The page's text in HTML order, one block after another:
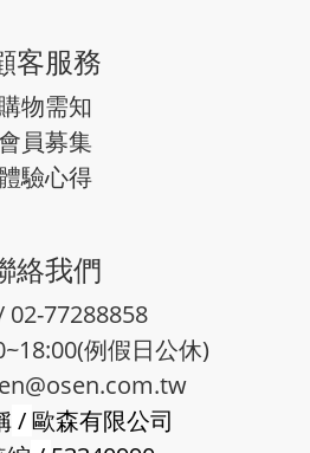
客服務
購物需知
員募集
驗心得
絡我們
02-77288858
例假日公休)
/歐森有限公司